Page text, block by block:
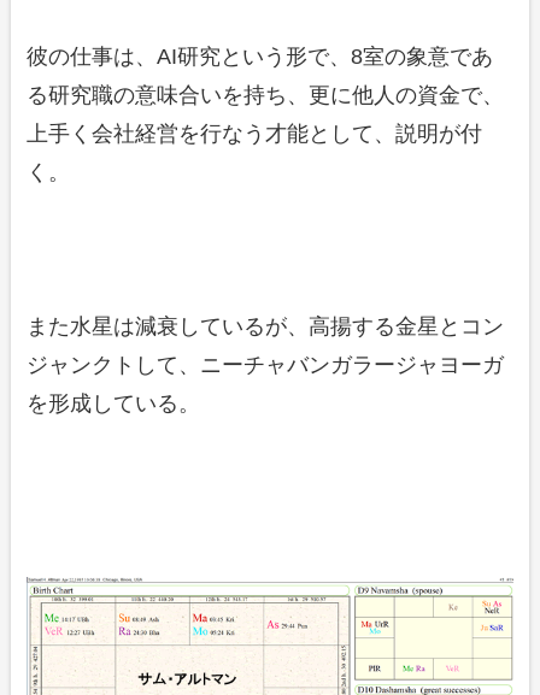
彼の仕事は、AI研究という形で、8室の象意であ
る研究職の意味合いを持ち、更に他人の資金で、
上手く会社経営を行なう才能として、説明が付
く。
また水星は減衰しているが、高揚する金星とコン
ジャンクトして、ニーチャバンガラージャヨーガ
を形成している。